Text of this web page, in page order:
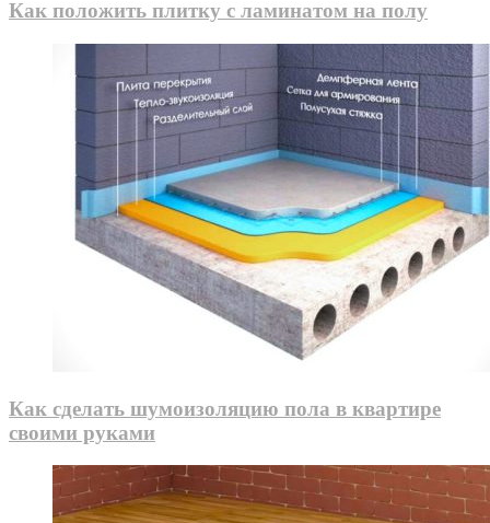
Как положить плитку с ламинатом на полу
Как сделать шумоизоляцию пола в квартире
своими руками